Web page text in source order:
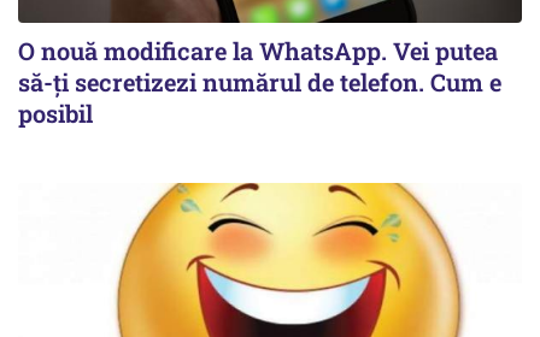
O nouă modificare la WhatsApp. Vei putea
să-ți secretizezi numărul de telefon. Cum e
posibil